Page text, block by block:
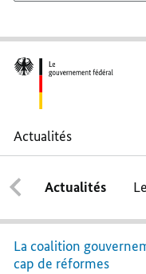
Actualités
« Nous
voulons
remettre
l’Allemagne
à
flot »
Actualités
La coalition
cap de réformes